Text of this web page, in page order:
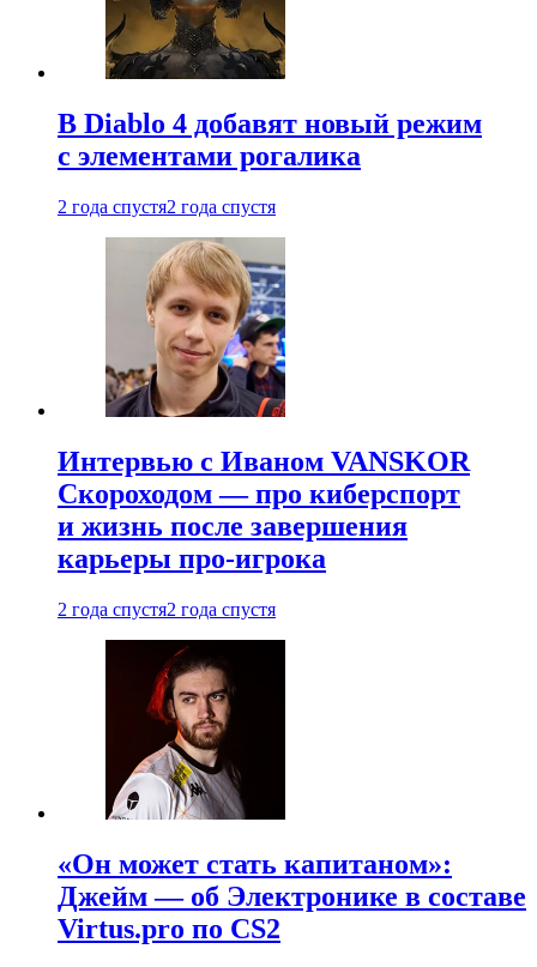
В Diablo 4 добавят новый режим
с элементами рогалика
2 года спустя2 года спустя
Интервью с Иваном VANSKOR
Скороходом — про киберспорт
и жизнь после завершения
карьеры про-игрока
2 года спустя2 года спустя
«Он может стать капитаном»:
Джейм — об Электронике в составе
Virtus.pro по CS2